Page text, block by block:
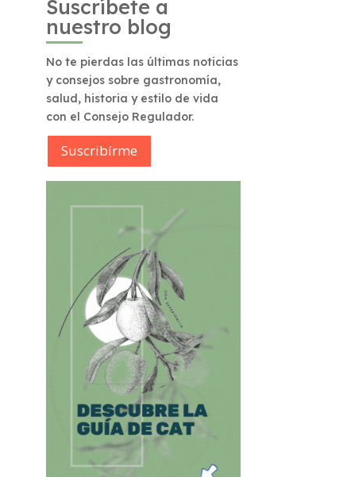
Suscríbete a
nuestro blog
No te pierdas las últimas noticias
y consejos sobre gastronomía,
salud, historia y estilo de vida
con el Consejo Regulador.
Suscribírme